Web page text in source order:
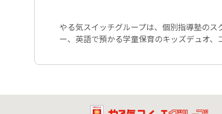
やる気スイッチグループは、個別指導塾の
ー、英語で預かる学童保育のキッズデュオ